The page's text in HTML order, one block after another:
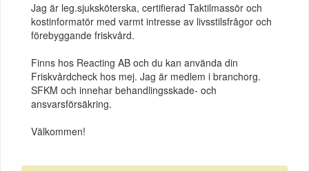
Jag är leg.sjuksköterska, certifierad Taktilmassör och
kostinformatör med varmt intresse av livsstilsfrågor och
förebyggande friskvård.
Finns hos Reacting AB och du kan använda din
Friskvårdcheck hos mej. Jag är medlem i branchorg.
SFKM och innehar behandlingsskade- och
ansvarsförsäkring.
Välkommen!